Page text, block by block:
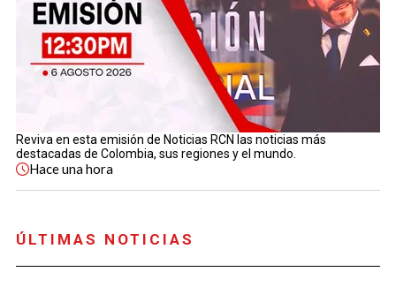
Reviva en esta emisión de Noticias RCN las noticias más
destacadas de Colombia, sus regiones y el mundo.
Haceuna hora
ÚLTIMAS NOTICIAS